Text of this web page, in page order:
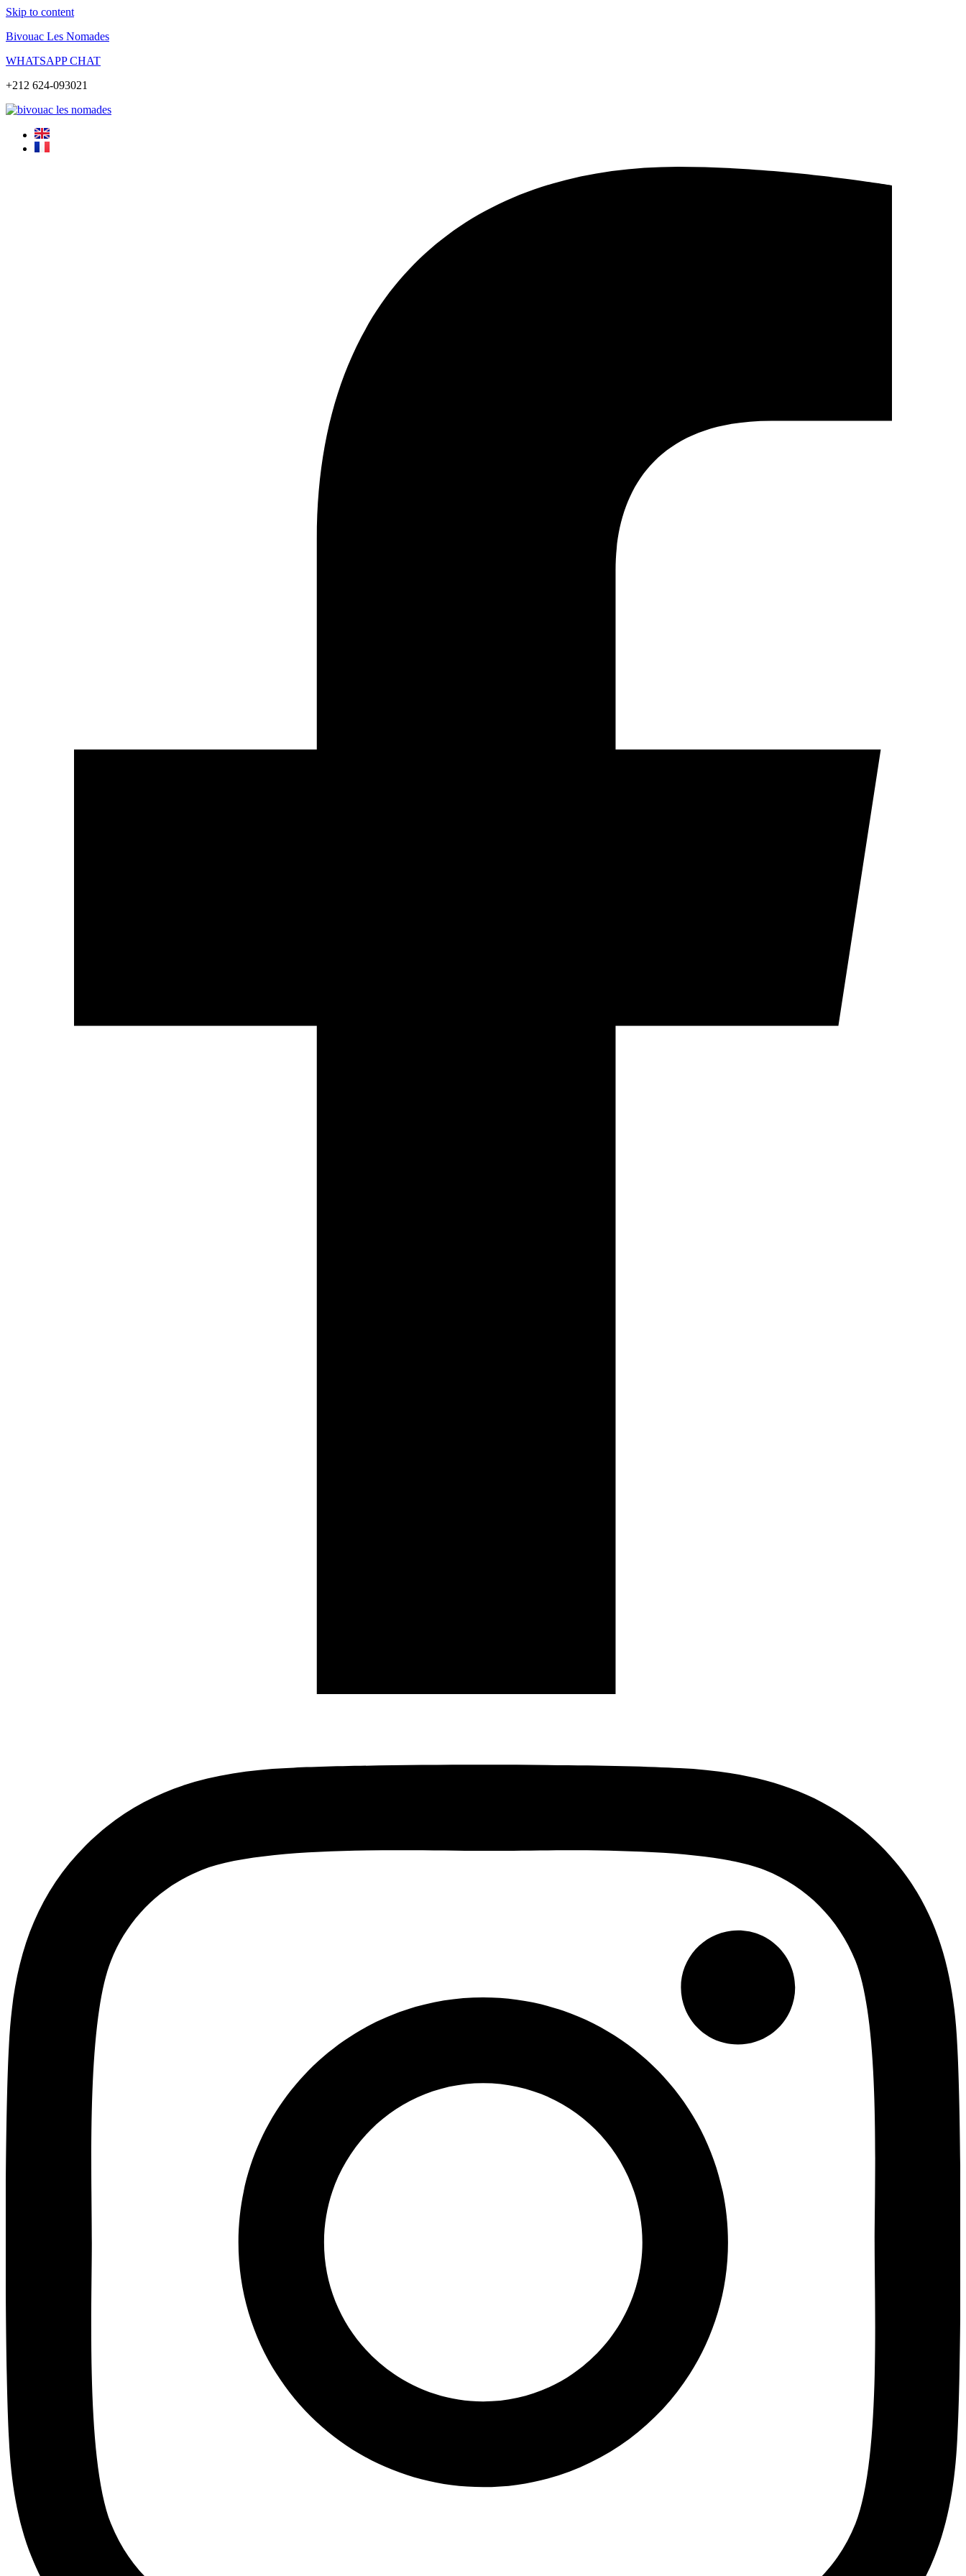
Skip to content
Bivouac Les Nomades
WHATSAPP CHAT
+212 624-093021